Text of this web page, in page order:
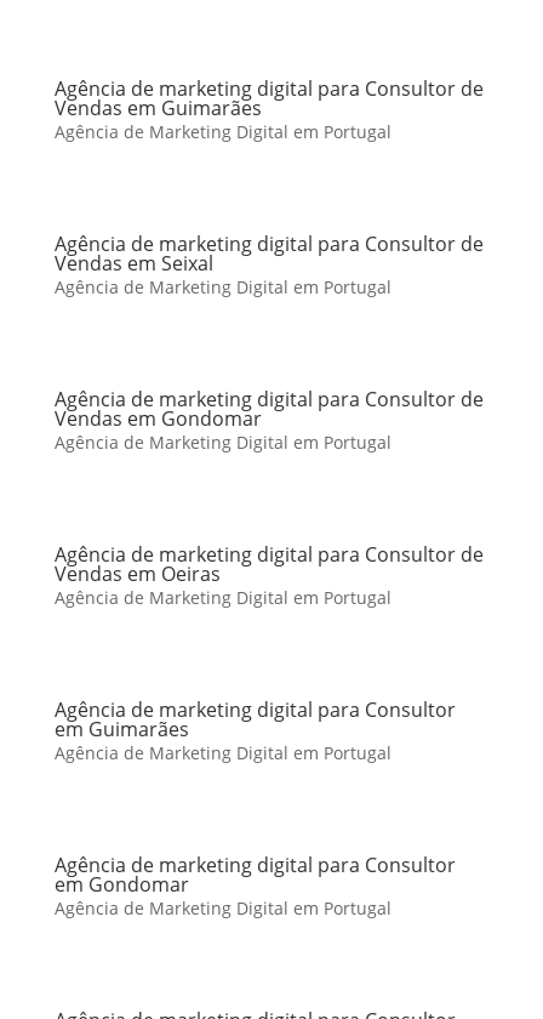
Agência de marketing digital para Consultor de
Vendas em Guimarães
Agência de Marketing Digital em Portugal
Agência de marketing digital para Consultor de
Vendas em Seixal
Agência de Marketing Digital em Portugal
Agência de marketing digital para Consultor de
Vendas em Gondomar
Agência de Marketing Digital em Portugal
Agência de marketing digital para Consultor de
Vendas em Oeiras
Agência de Marketing Digital em Portugal
Agência de marketing digital para Consultor
em Guimarães
Agência de Marketing Digital em Portugal
Agência de marketing digital para Consultor
em Gondomar
Agência de Marketing Digital em Portugal